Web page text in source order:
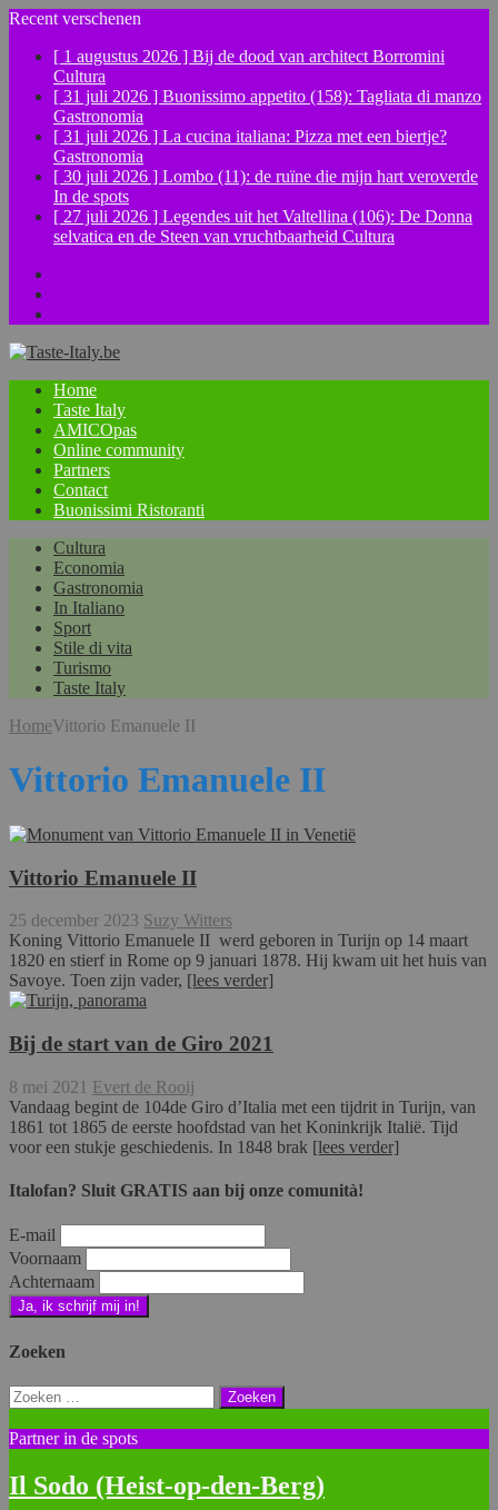
Recent verschenen
[ 1 augustus 2026 ] Bij de dood van architect Borromini
Cultura
[ 31 juli 2026 ] Buonissimo appetito (158): Tagliata di manzo
Gastronomia
[ 31 juli 2026 ] La cucina italiana: Pizza met een biertje?
Gastronomia
[ 30 juli 2026 ] Lombo (11): de ruïne die mijn hart veroverde
In de spots
[ 27 juli 2026 ] Legendes uit het Valtellina (106): De Donna
selvatica en de Steen van vruchtbaarheid Cultura
Home
Taste Italy
AMICOpas
Online community
Partners
Contact
Buonissimi Ristoranti
Cultura
Economia
Gastronomia
In Italiano
Sport
Stile di vita
Turismo
Taste Italy
HomeVittorio Emanuele II
Vittorio Emanuele II
Vittorio Emanuele II
25 december 2023 Suzy Witters
Koning Vittorio Emanuele II werd geboren in Turijn op 14 maart
1820 en stierf in Rome op 9 januari 1878. Hij kwam uit het huis van
Savoye. Toen zijn vader, [lees verder]
Bij de start van de Giro 2021
8 mei 2021 Evert de Rooij
Vandaag begint de 104de Giro d’Italia met een tijdrit in Turijn, van
1861 tot 1865 de eerste hoofdstad van het Koninkrijk Italië. Tijd
voor een stukje geschiedenis. In 1848 brak [lees verder]
Italofan? Sluit GRATIS aan bij onze comunità!
E-mail
Voornaam
Achternaam
Zoeken
Zoeken
naar:
Partner in de spots
Il Sodo (Heist-op-den-Berg)